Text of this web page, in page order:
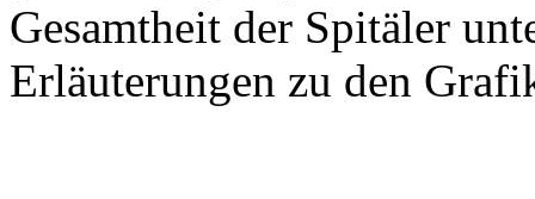
Gesamtheit der Spitäler
Erläuterungen zu den